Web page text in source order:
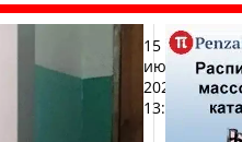
15
июня
2026,
13:48